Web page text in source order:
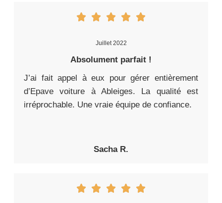
Juillet 2022
Absolument parfait !
J’ai fait appel à eux pour gérer entièrement
d’Epave voiture à Ableiges. La qualité est
irréprochable. Une vraie équipe de confiance.
Sacha R.